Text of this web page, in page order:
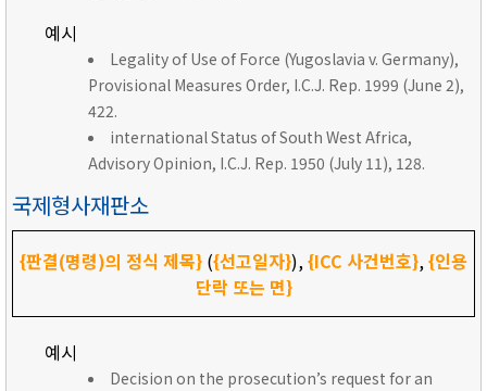
예시
Legality of Use of Force (Yugoslavia v. Germany),
Provisional Measures Order, I.C.J. Rep. 1999 (June 2),
422.
international Status of South West Africa,
Advisory Opinion, I.C.J. Rep. 1950 (July 11), 128.
국제형사재판소
{판결(명령)의 정식 제목} ({선고일자}),{ICC 사건번호},{인용
단락 또는 면}
예시
Decision on the prosecution’s request for an